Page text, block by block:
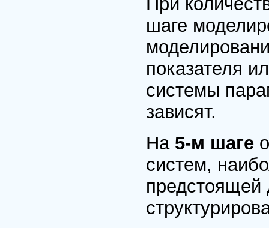
шаге
показателя
системы
зависят.
На 5-м шаге
систем,
предстоящей